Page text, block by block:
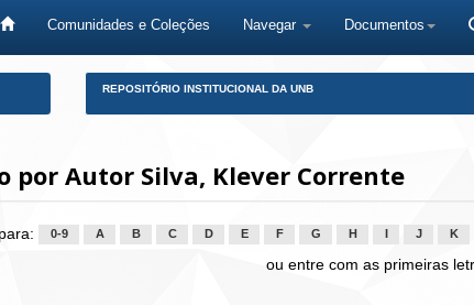
Comunidades e Coleções Navegar Documentos
REPOSITÓRIO INSTITUCIONAL DA UNB
por Autor Silva, Klever Corrente
0-9 A B C D E F G H J K
ou entre com as primeiras